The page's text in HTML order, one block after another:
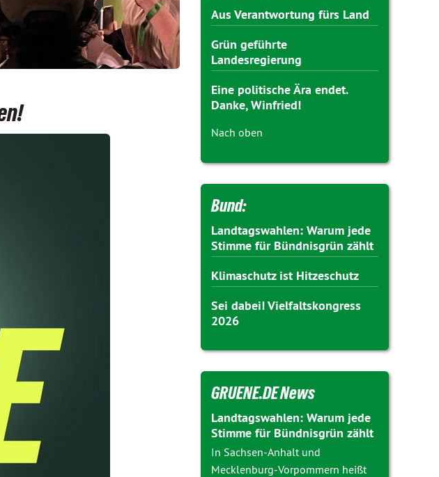
Aus Verantwortung fürs Land
Grün geführte
Landesregierung
Eine politische Ära endet.
Danke, Winfried!
Nach oben
Bund:
Landtagswahlen: Warum jede
Stimme für Bündnisgrün zählt
Klimaschutz ist Hitzeschutz
Sei dabei! Vielfaltskongress
2026
GRUENE.DE News
Landtagswahlen: Warum jede
Stimme für Bündnisgrün zählt
In Sachsen-Anhalt und
Mecklenburg-Vorpommern heißt